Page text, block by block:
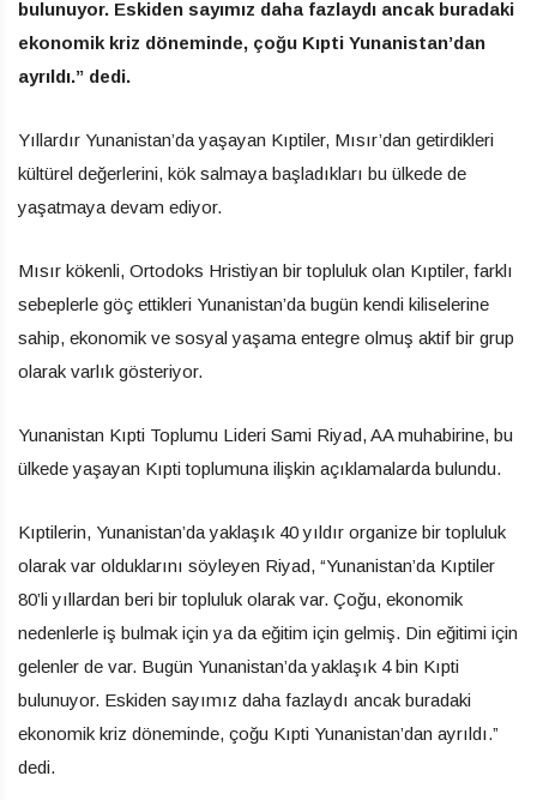
bulunuyor. Eskiden sayımız daha fazlaydı ancak buradaki
ekonomik kriz döneminde, çoğu Kıpti Yunanistan’dan
ayrıldı.” dedi.
Yıllardır Yunanistan’da yaşayan Kıptiler, Mısır’dan getirdikleri
kültürel değerlerini, kök salmaya başladıkları bu ülkede de
yaşatmaya devam ediyor.
Mısır kökenli, Ortodoks Hristiyan bir topluluk olan Kıptiler, farklı
sebeplerle göç ettikleri Yunanistan’da bugün kendi kiliselerine
sahip, ekonomik ve sosyal yaşama entegre olmuş aktif bir grup
olarak varlık gösteriyor.
Yunanistan Kıpti Toplumu Lideri Sami Riyad, AA muhabirine, bu
ülkede yaşayan Kıpti toplumuna ilişkin açıklamalarda bulundu.
Kıptilerin, Yunanistan’da yaklaşık 40 yıldır organize bir topluluk
olarak var olduklarını söyleyen Riyad, “Yunanistan’da Kıptiler
80’li yıllardan beri bir topluluk olarak var. Çoğu, ekonomik
nedenlerle iş bulmak için ya da eğitim için gelmiş. Din eğitimi için
gelenler de var. Bugün Yunanistan’da yaklaşık 4 bin Kıpti
bulunuyor. Eskiden sayımız daha fazlaydı ancak buradaki
ekonomik kriz döneminde, çoğu Kıpti Yunanistan’dan ayrıldı.”
dedi.